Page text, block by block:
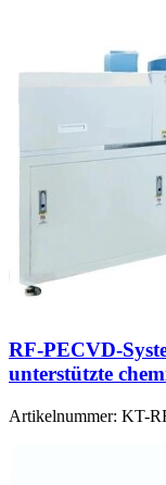
RF-PECVD-
unterstützte
Artikelnummer: KT-